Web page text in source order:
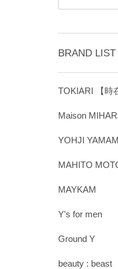
BRAND LIST
TOKIARI 【時
Maison
YOHJI
MAHITO
MAYKAM
Y's for men
Ground Y
beauty : beast